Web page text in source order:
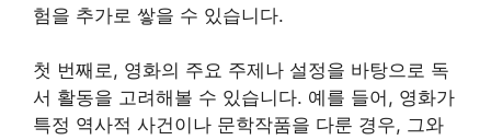
험을 추가로 쌓을 수 있습니다.
첫 번째로, 영화의 주요 주제나 설정을 바탕으로 독
서 활동을 고려해볼 수 있습니다. 예를 들어, 영화가
특정 역사적 사건이나 문학작품을 다룬 경우, 그와